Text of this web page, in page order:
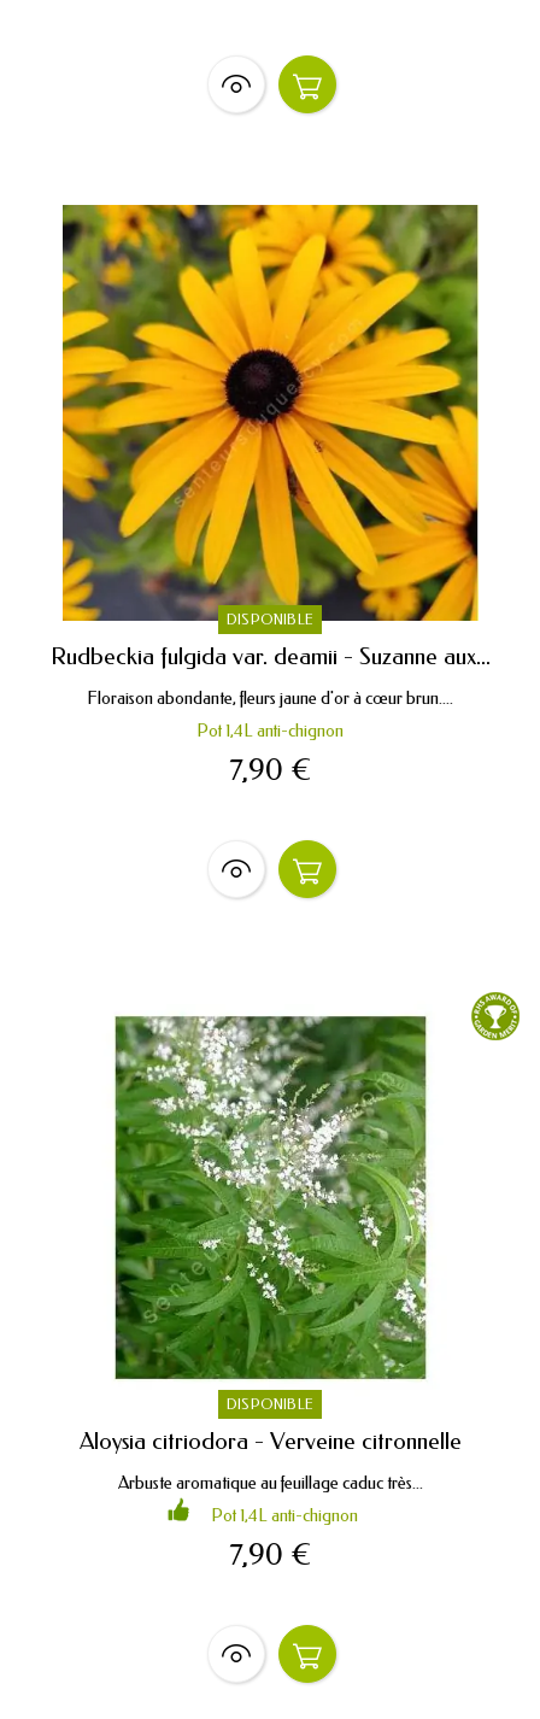
DISPONIBLE
Rudbeckia fulgida var. deamii - Suzanne aux...
Floraison abondante, fleurs jaune d'or à cœur brun....
Pot 1,4L anti-chignon
7,90 €
DISPONIBLE
Aloysia citriodora - Verveine citronnelle
Arbuste aromatique au feuillage caduc très...
Pot 1,4L anti-chignon
7,90 €